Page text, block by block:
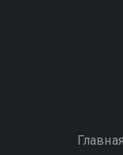
Главная